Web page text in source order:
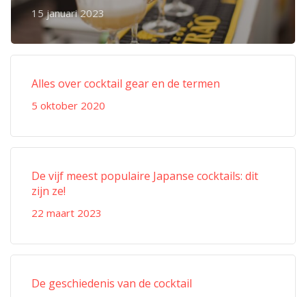
15 januari 2023
Alles over cocktail gear en de termen
5 oktober 2020
De vijf meest populaire Japanse cocktails: dit
zijn ze!
22 maart 2023
De geschiedenis van de cocktail